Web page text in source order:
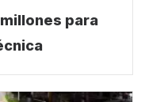
millones para